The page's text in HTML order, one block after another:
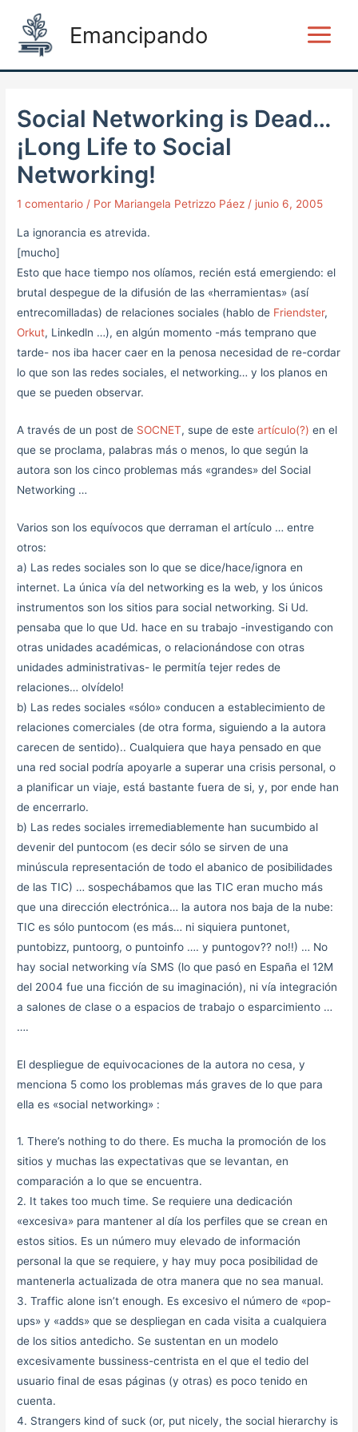
contenido
Emancipando
Menu
Social Networking is Dead…
¡Long Life to Social
Networking!
1 comentario / Por Mariangela Petrizzo Páez/ junio 6, 2005
La ignorancia es atrevida.
[mucho]
Esto que hace tiempo nos olíamos, recién está emergiendo: el
brutal despegue de la difusión de las «herramientas» (así
entrecomilladas) de relaciones sociales (hablo de Friendster,
Orkut, Linkedln …), en algún momento -más temprano que
tarde- nos iba hacer caer en la penosa necesidad de re-cordar
lo que son las redes sociales, el networking… y los planos en
que se pueden observar.
A través de un post de SOCNET, supe de esteartículo(?) en el
que se proclama, palabras más o menos, lo que según la
autora son los cinco problemas más «grandes» del Social
Networking …
Varios son los equívocos que derraman el artículo … entre
otros:
a) Las redes sociales son lo que se dice/hace/ignora en
internet. La única vía del networking es la web, y los únicos
instrumentos son los sitios para social networking. Si Ud.
pensaba que lo que Ud. hace en su trabajo -investigando con
otras unidades académicas, o relacionándose con otras
unidades administrativas- le permitía tejer redes de
relaciones… olvídelo!
b) Las redes sociales «sólo» conducen a establecimiento de
relaciones comerciales (de otra forma, siguiendo a la autora
carecen de sentido).. Cualquiera que haya pensado en que
una red social podría apoyarle a superar una crisis personal, o
a planificar un viaje, está bastante fuera de si, y, por ende han
de encerrarlo.
b) Las redes sociales irremediablemente han sucumbido al
devenir del puntocom (es decir sólo se sirven de una
minúscula representación de todo el abanico de posibilidades
de las TIC) … sospechábamos que las TIC eran mucho más
que una dirección electrónica… la autora nos baja de la nube:
TIC es sólo puntocom (es más… ni siquiera puntonet,
puntobizz, puntoorg, o puntoinfo …. y puntogov?? no!!) … No
hay social networking vía SMS (lo que pasó en España el 12M
del 2004 fue una ficción de su imaginación), ni vía integración
a salones de clase o a espacios de trabajo o esparcimiento …
….
El despliegue de equivocaciones de la autora no cesa, y
menciona 5 como los problemas más graves de lo que para
ella es «social networking» :
1. There’s nothing to do there. Es mucha la promoción de los
sitios y muchas las expectativas que se levantan, en
comparación a lo que se encuentra.
2. It takes too much time. Se requiere una dedicación
«excesiva» para mantener al día los perfiles que se crean en
estos sitios. Es un número muy elevado de información
personal la que se requiere, y hay muy poca posibilidad de
mantenerla actualizada de otra manera que no sea manual.
3. Traffic alone isn’t enough. Es excesivo el número de «pop-
ups» y «adds» que se despliegan en cada visita a cualquiera
de los sitios antedicho. Se sustentan en un modelo
excesivamente bussiness-centrista en el que el tedio del
usuario final de esas páginas (y otras) es poco tenido en
cuenta.
4. Strangers kind of suck (or, put nicely, the social hierarchy is
navigation